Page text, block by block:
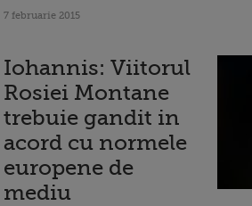
7 februarie 2015
Iohannis: Viitorul
Rosiei Montane
trebuie gandit in
acord cu normele
europene de
mediu